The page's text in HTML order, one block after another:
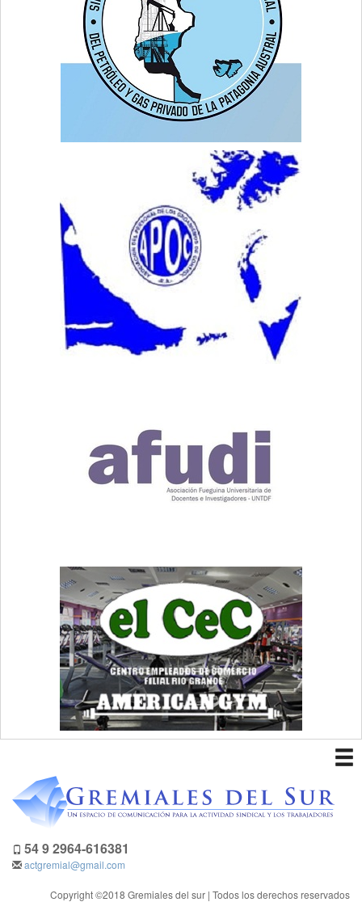
54 9 2964-616381
actgremial@gmail.com
Copyright ©2018 Gremiales del sur | Todos los derechos reservados